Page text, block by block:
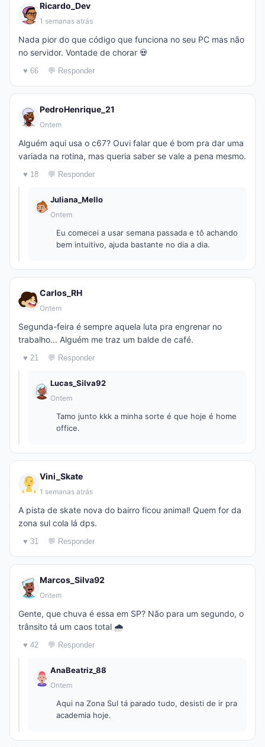
Ricardo_Dev
1 semanas atrás
Nada pior do que código que funciona no seu PC mas não
no servidor. Vontade de chorar 💀
♥ 66 💬 Responder
PedroHenrique_21
Ontem
Alguém aqui usa o c67? Ouvi falar que é bom pra dar uma
variada na rotina, mas queria saber se vale a pena mesmo.
♥ 18 💬 Responder
Juliana_Mello
Ontem
Eu comecei a usar semana passada e tô achando
bem intuitivo, ajuda bastante no dia a dia.
Carlos_RH
Ontem
Segunda-feira é sempre aquela luta pra engrenar no
trabalho... Alguém me traz um balde de café.
♥ 21 💬 Responder
Lucas_Silva92
Ontem
Tamo junto kkk a minha sorte é que hoje é home
office.
Vini_Skate
1 semanas atrás
A pista de skate nova do bairro ficou animal! Quem for da
zona sul cola lá dps.
♥ 31 💬 Responder
Marcos_Silva92
Ontem
Gente, que chuva é essa em SP? Não para um segundo, o
trânsito tá um caos total 🌧️
♥ 42 💬 Responder
AnaBeatriz_88
Ontem
Aqui na Zona Sul tá parado tudo, desisti de ir pra
academia hoje.